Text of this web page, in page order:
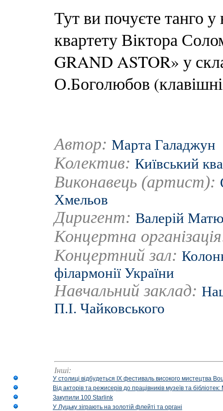
Тут ви почуєте танго
квартету Віктора
GRAND ASTOR» у
О.Боголюбов
Автор: Марта Галаджун
Колектив: Київський
Виконавець (артист):
Хмельов
Диригент: Валерій
Концертна
Концертний зал:
філармонії України
Навчальний заклад:
П.І. Чайковського
Інші:
У столиці відбудеться IX фестиваль високого мистецтва
Від акторів та режисерів до працівників музеїв та
Закупили 100 Starlink
У Луцьку зіграють на золотій флейті та органі